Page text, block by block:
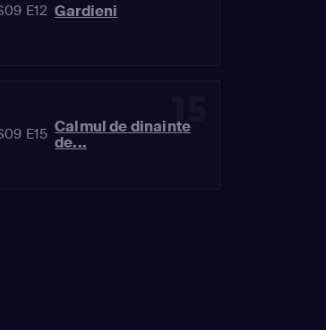
E12 Gardieni
15
E15 Calmul de dinainte
de...